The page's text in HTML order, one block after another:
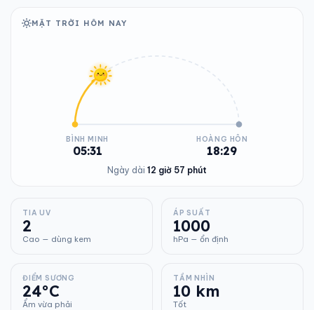
MẶT TRỜI HÔM NAY
BÌNH MINH
05:31
HOÀNG HÔN
18:29
Ngày dài 12 giờ 57 phút
TIA UV
2
Cao — dùng kem
ÁP SUẤT
1000
hPa — ổn định
ĐIỂM SƯƠNG
24°C
Ẩm vừa phải
TẦM NHÌN
10 km
Tốt